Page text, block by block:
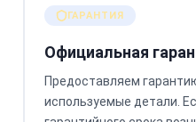
ГАРАНТИЯ
Официальная
Предоставляем
используемые детали.